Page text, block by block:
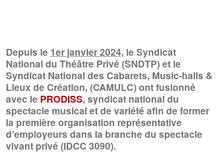
Depuis le 1er janvier 2024, le Syndicat
National du Théâtre Privé (SNDTP)et le
Syndicat National des Cabarets, Music-halls &
Lieux de Création, (CAMULC)ont fusionné
avec le PRODISS, syndicat national du
spectacle musical et de variété afin de former
la première organisation représentative
d’employeurs dans la branche du spectacle
vivant privé (IDCC 3090).